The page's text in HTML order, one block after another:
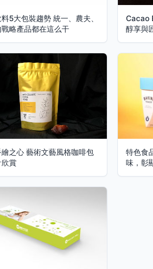
5大包裝趨勢 統一、農夫、
略產品都在這么干
Cacao
醇享與
之心 藝術文藝風格咖啡包
賞
特色食
味，彰